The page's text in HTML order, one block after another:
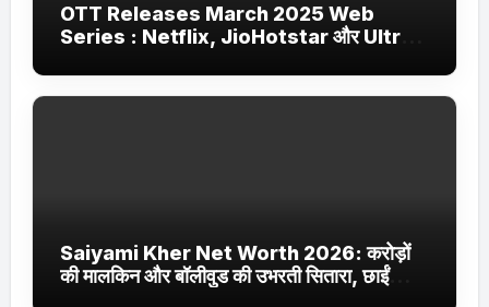
OTT Releases March 2025 Web
Series : Netflix, JioHotstar और Ultra
Saiyami Kher Net Worth 2026: करोड़ों
की मालकिन और बॉलीवुड की उभरती सितारा, छाईं